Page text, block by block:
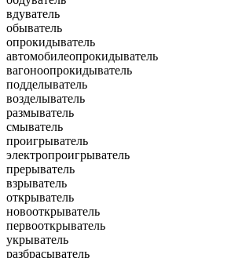
вдуватель
обыватель
опрокидыватель
автомобилеопрокидыватель
вагоноопрокидыватель
подделыватель
возделыватель
размыватель
смыватель
проигрыватель
электропроигрыватель
прерыватель
взрыватель
открыватель
новооткрыватель
первооткрыватель
укрыватель
разбрасыватель